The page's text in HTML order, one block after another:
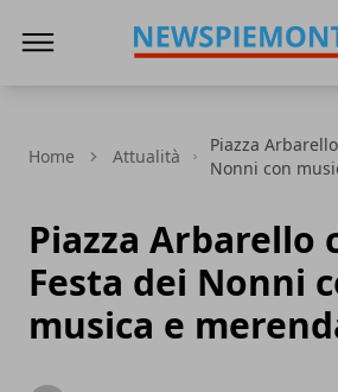
Home Attualità
Piazza
Nonni con
Piazza Arbarello
Festa dei Nonni
musica e